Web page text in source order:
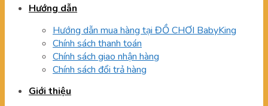
Hướng dẫn
Hướng dẫn mua hàng tại ĐỒ CHƠI BabyKing
Chính sách thanh toán
Chính sách giao nhận hàng
Chính sách đổi trả hàng
Giới thiệu